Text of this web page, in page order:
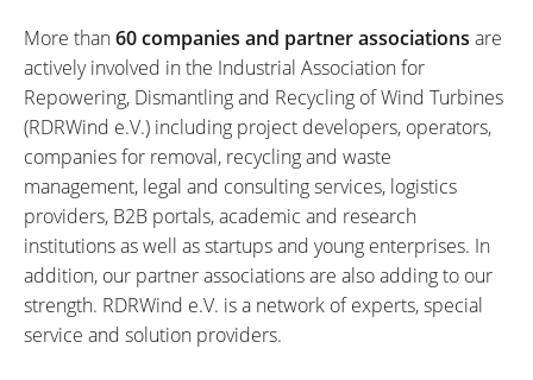
More than60 companies and partner associations are
actively involved in the Industrial Association for
Repowering, Dismantling and Recycling of Wind Turbines
(RDRWind e.V.) including project developers, operators,
companies for removal, recycling and waste
management, legal and consulting services, logistics
providers, B2B portals, academic and research
institutions as well as startups and young enterprises. In
addition, our partner associations are also adding to our
strength. RDRWind e.V. is a network of experts, special
service and solution providers.